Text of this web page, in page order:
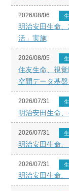
2026/08/06
明治安田生命
活」実施
2026/08/05
住友生命、視
空間データ基
2026/07/31
明治安田生命
2026/07/31
明治安田生命
2026/07/31
明治安田生命